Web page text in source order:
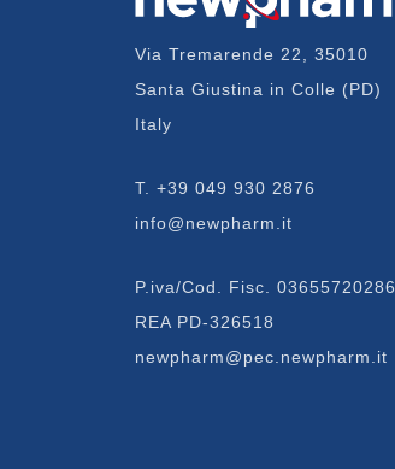
Via Tremarende 22, 35010
Santa Giustina in Colle (PD)
Italy
T. +39 049 930 2876
info@newpharm.it
P.iva/Cod. Fisc. 03655720286
REA PD-326518
newpharm@pec.newpharm.it